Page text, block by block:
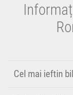
Cel mai ieftin